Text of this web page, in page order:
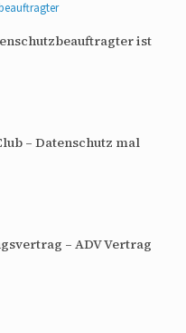
ist
– Datenschutz mal
– ADV Vertrag